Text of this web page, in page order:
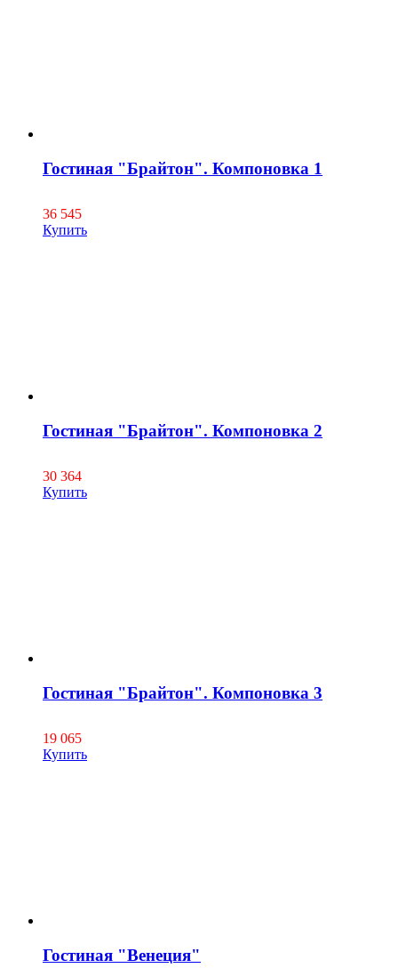
Гостиная "Брайтон". Компоновка 1
36 545
Купить
Гостиная "Брайтон". Компоновка 2
30 364
Купить
Гостиная "Брайтон". Компоновка 3
19 065
Купить
Гостиная "Венеция"